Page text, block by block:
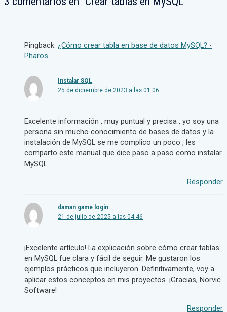
Pingback: ¿Cómo crear tabla en base de datos MySQL? -
Pharos
Instalar SQL
25 de diciembre de 2023 a las 01:06
Excelente información , muy puntual y precisa , yo soy una
persona sin mucho conocimiento de bases de datos y la
instalación de MySQL se me complico un poco , les
comparto este manual que dice paso a paso como instalar
MySQL
Responder
daman game login
21 de julio de 2025 a las 04:46
¡Excelente artículo! La explicación sobre cómo crear tablas
en MySQL fue clara y fácil de seguir. Me gustaron los
ejemplos prácticos que incluyeron. Definitivamente, voy a
aplicar estos conceptos en mis proyectos. ¡Gracias, Norvic
Software!
Responder